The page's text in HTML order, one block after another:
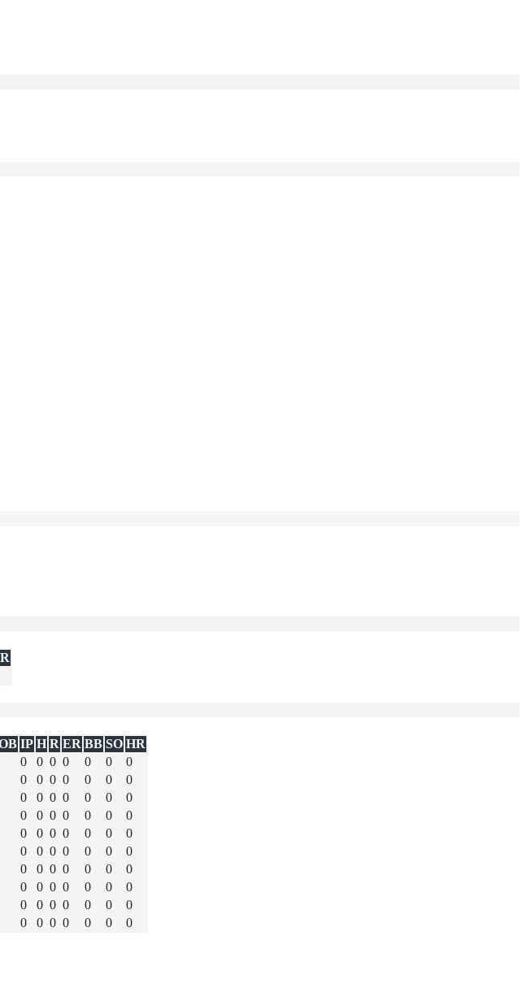
IP H R ER BB SO HR
0 0 0 0 0 0
0
0 0 0 0 0 0
0
0 0 0 0 0 0
0
0 0 0 0 0 0
0
0 0 0 0 0 0
0
0 0 0 0 0 0
0
0 0 0 0 0 0
0
0 0 0 0 0 0
0
0 0 0 0 0 0
0
0 0 0 0 0 0 0